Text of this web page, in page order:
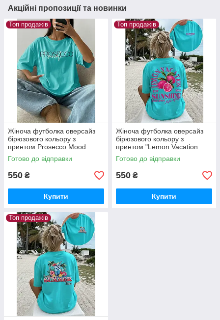
Акційні пропозиції та новинки
Топ продажів
Жіноча футболка оверсайз
бірюзового кольору з
принтом Prosecco Mood
Готово до відправки
550 ₴
Купити
Топ продажів
Жіноча футболка оверсайз
бірюзового кольору з
принтом "Lemon Vacation
Sunshine"
Готово до відправки
550 ₴
Купити
Топ продажів